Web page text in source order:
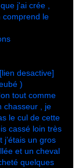
j'ai crée ,
comprend le
desactive]
)
tout comme
chasseur , je
le cul de cette
cassé loin très
j’étais un gros
et un cheval
quelques